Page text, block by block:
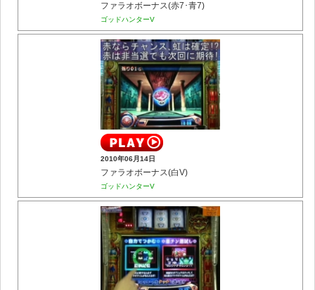
ファラオボーナス(赤7･青7)
ゴッドハンターV
2010年06月14日
ファラオボーナス(白V)
ゴッドハンターV